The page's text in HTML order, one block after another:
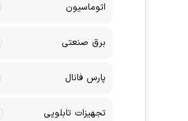
اتوماسیون
برق صنعتی
پارس فانال
تجهیزات تابلویی